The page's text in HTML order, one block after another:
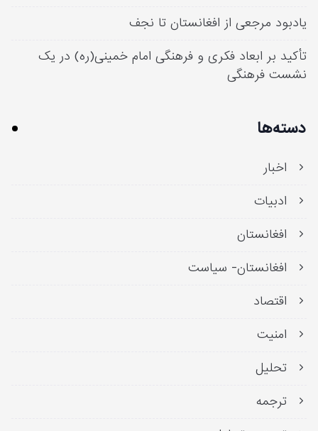
یادبود مرجعی از افغانستان تا نجف
تأکید بر ابعاد فکری و فرهنگی امام خمینی(ره) در یک
نشست فرهنگی
دسته‌ها
اخبار
ادبیات
افغانستان
افغانستان- سیاست
اقتصاد
امنیت
تحلیل
ترجمه